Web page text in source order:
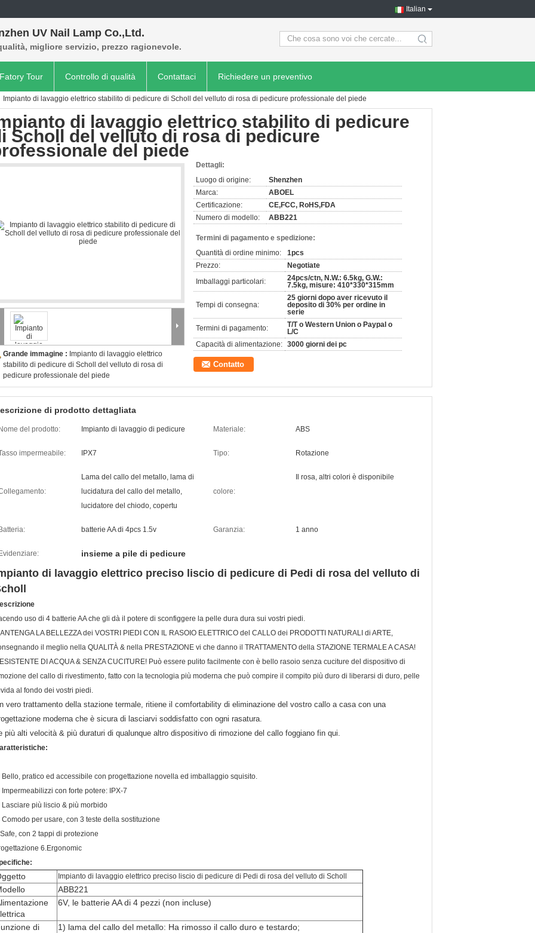
Italian
UV Nail Lamp Co.,Ltd.
migliore servizio, prezzo ragionevole. search
Fatory Tour Controllo di qualità Contattaci Richiedere un preventivo
Impianto di lavaggio elettrico stabilito di pedicure di Scholl del velluto di rosa di pedicure professionale del piede
di lavaggio elettrico stabilito di pedicure
Scholl del velluto di rosa di pedicure
del piede
Grande immagine : Impianto di lavaggio elettrico
stabilito di pedicure di Scholl del velluto di rosa di
pedicure professionale del piede
Dettagli:
Luogo di origine:
Shenzhen
Marca:
ABOEL
Certificazione:
CE,FCC, RoHS,FDA
Numero di modello:
ABB221
Termini di pagamento e spedizione:
Quantità di ordine minimo:
1pcs
Prezzo:
Negotiate
Imballaggi particolari:
24pcs/ctn, N.W.: 6.5kg, G.W.:
7.5kg, misure: 410*330*315mm
Tempi di consegna:
25 giorni dopo aver ricevuto il
deposito di 30% per ordine in
serie
Termini di pagamento:
T/T o Western Union o Paypal o
L/C
Capacità di alimentazione: 3000 giorni dei pc
Contatto
di prodotto dettagliata
Nome del prodotto: Impianto di lavaggio di pedicure Materiale: ABS
impermeabile: IPX7 Tipo: Rotazione
Lama del callo del metallo, lama di
lucidatura del callo del metallo,
lucidatore del chiodo, copertu
colore:
Il rosa, altri colori è disponibile
Batteria: batterie AA di 4pcs 1.5v Garanzia: 1 anno
Evidenziare: insieme a pile di pedicure
di lavaggio elettrico preciso liscio di pedicure di Pedi di rosa del velluto di
uso di 4 batterie AA che gli dà il potere di sconfiggere la pelle dura dura sui vostri piedi.
LA BELLEZZA dei VOSTRI PIEDI CON IL RASOIO ELETTRICO del CALLO dei PRODOTTI NATURALI di ARTE,
il meglio nella QUALITÀ & nella PRESTAZIONE vi che danno il TRATTAMENTO della STAZIONE TERMALE A CASA!
DI ACQUA & SENZA CUCITURE! Può essere pulito facilmente con è bello rasoio senza cuciture del dispositivo di
del callo di rivestimento, fatto con la tecnologia più moderna che può compire il compito più duro di liberarsi di duro, pelle
al fondo dei vostri piedi.
vero trattamento della stazione termale, ritiene il comfortability di eliminazione del vostro callo a casa con una
moderna che è sicura di lasciarvi soddisfatto con ogni rasatura.
più alti velocità & più duraturi di qualunque altro dispositivo di rimozione del callo foggiano fin qui.
Bello, pratico ed accessibile con progettazione novella ed imballaggio squisito.
Impermeabilizzi con forte potere: IPX-7
Lasciare più liscio & più morbido
Comodo per usare, con 3 teste della sostituzione
con 2 tappi di protezione
6.Ergonomic
Impianto di lavaggio elettrico preciso liscio di pedicure di Pedi di rosa del velluto di Scholl
ABB221
6V, le batterie AA di 4 pezzi (non incluse)
di
1) lama del callo del metallo: Ha rimosso il callo duro e testardo;